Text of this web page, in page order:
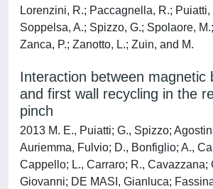
Lorenzini, R.; Paccagnella, R.; Puiatti,
Soppelsa, A.; Spizzo, G.; Spolaore,
Zanca, P.; Zanotto, L.; Zuin, and M.
Interaction between magnetic
and first wall recycling in the
pinch
2013 M. E., Puiatti; G., Spizzo;
Auriemma, Fulvio; D., Bonfiglio; A.,
Cappello; L., Carraro; R., Cavazzana;
Giovanni; DE MASI, Gianluca;